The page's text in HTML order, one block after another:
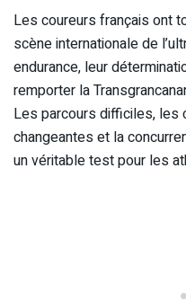
Les coureurs français ont
scène internationale de
endurance, leur
remporter la
Les parcours difficiles, les
changeantes et la
un véritable test pour les